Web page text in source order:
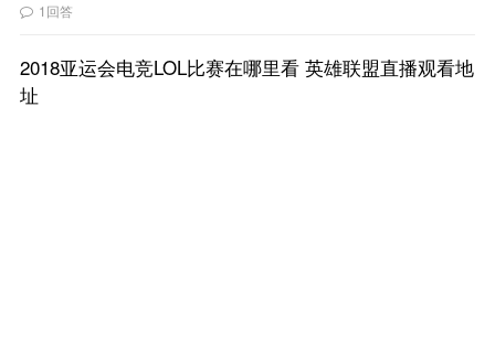
1回答
2018亚运会电竞LOL比赛在哪里看 英雄联盟直播观看地
址